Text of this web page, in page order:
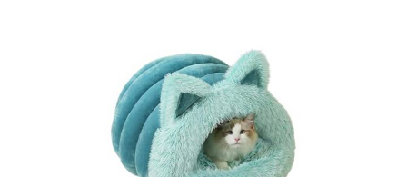
nicht nur alles für Deutschlands beliebteste Haustiere
, sondern auch fürVögel,Kleintiere
bis hin zu demTierbedarf für Pferde